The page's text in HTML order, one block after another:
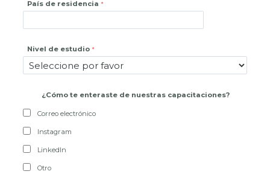
País de residencia
Nivel de estudio
¿ Cómo te enteraste de nuestras capacitaciones?
Correo electrónico
Instagram
LinkedIn
Otro